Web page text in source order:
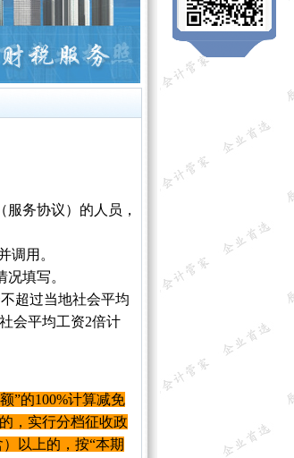
务协议）的人员，
调用。
填写。
超过当地社会平均
会平均工资2倍计
”的100%计算减免
，实行分档征收政
以上的，按“本期